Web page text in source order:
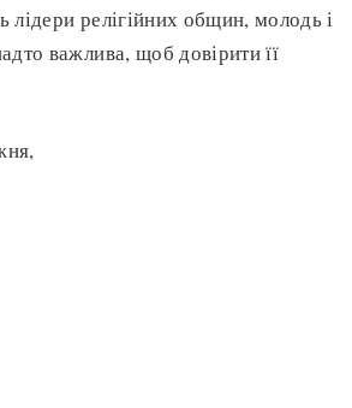
лідери релігійних общин, молодь і
важлива, щоб довірити її